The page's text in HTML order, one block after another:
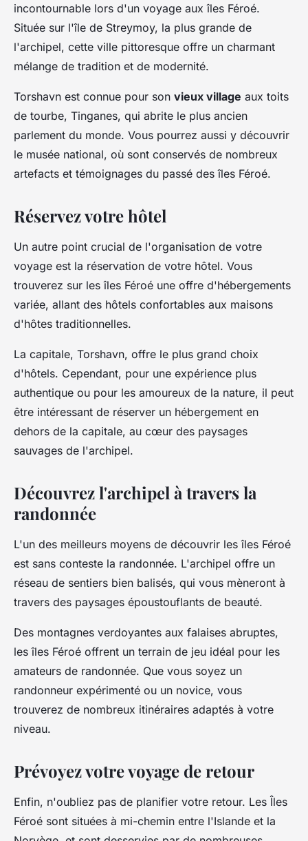
incontournable lors d'un voyage aux îles Féroé.
Située sur l'île de Streymoy, la plus grande de
l'archipel, cette ville pittoresque offre un charmant
mélange de tradition et de modernité.
Torshavn est connue pour son vieux village aux toits
de tourbe, Tinganes, qui abrite le plus ancien
parlement du monde. Vous pourrez aussi y découvrir
le musée national, où sont conservés de nombreux
artefacts et témoignages du passé des îles Féroé.
Réservez votre hôtel
Un autre point crucial de l'organisation de votre
voyage est la réservation de votre hôtel. Vous
trouverez sur les îles Féroé une offre d'hébergements
variée, allant des hôtels confortables aux maisons
d'hôtes traditionnelles.
La capitale, Torshavn, offre le plus grand choix
d'hôtels. Cependant, pour une expérience plus
authentique ou pour les amoureux de la nature, il peut
être intéressant de réserver un hébergement en
dehors de la capitale, au cœur des paysages
sauvages de l'archipel.
Découvrez l'archipel à travers la
randonnée
L'un des meilleurs moyens de découvrir les îles Féroé
est sans conteste la randonnée. L'archipel offre un
réseau de sentiers bien balisés, qui vous mèneront à
travers des paysages époustouflants de beauté.
Des montagnes verdoyantes aux falaises abruptes,
les îles Féroé offrent un terrain de jeu idéal pour les
amateurs de randonnée. Que vous soyez un
randonneur expérimenté ou un novice, vous
trouverez de nombreux itinéraires adaptés à votre
niveau.
Prévoyez votre voyage de retour
Enfin, n'oubliez pas de planifier votre retour. Les Îles
Féroé sont situées à mi-chemin entre l'Islande et la